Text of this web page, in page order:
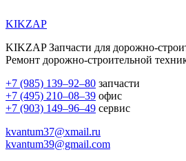
KIKZAP
KIKZAP Запчасти для дорожно-
Ремонт дорожно-строительной
+7 (985) 139–92–80 запчасти
+7 (495) 210–08–39 офис
+7 (903) 149–96–49 сервис
kvantum37@xmail.ru
kvantum39@gmail.com